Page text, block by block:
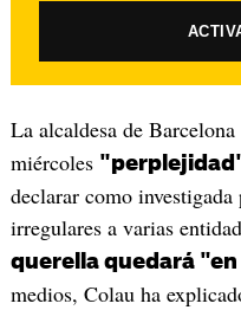
La alcaldesa de Barcelona
miércoles
declarar como investigada
irregulares a varias
querella quedará
medios, Colau ha